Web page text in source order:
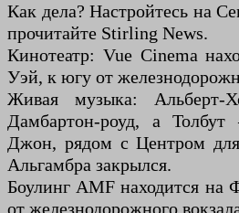
Как дела? Настройтесь на
прочитайте Stirling News.
Кинотеатр: Vue Cinema
Уэй, к югу от
Живая музыка: Альберт-
Дамбартон-роуд, а
Джон, рядом с Центром для
Альгамбра закрылся.
Боулинг AMF находится на
от железнодорожного